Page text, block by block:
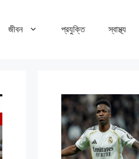
জীবন প্রযুক্তি স্বাস্থ্য